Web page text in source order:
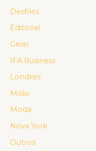
Desfiles
Editorial
Geral
IFA Business
Londres
Milão
Moda
Nova York
Outros